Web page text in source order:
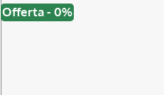
Offerta - 0%